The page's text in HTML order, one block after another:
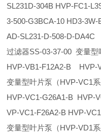
SL231D-304B HVP-FC1-
3-500-G3BCA-10 HD3-3W-
AD-SL231-D-508-D-DA4C
过滤器SS-03-37-00 变量型
HVP-VB1-F12A2-B HVP-
变量型叶片泵（HVP-VC1系
HVP-VC1-G26A1-B HVP-
VP-VC1-F26A2-B HVP-
变量型叶片泵（HVP-VD1系